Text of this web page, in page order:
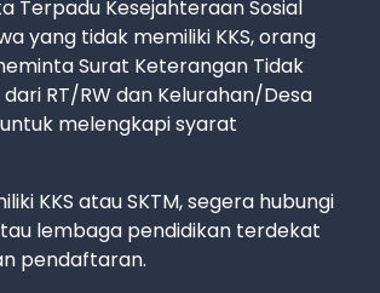
Terpadu Kesejahteraan Sosial
yang tidak memiliki KKS, orang
Surat Keterangan Tidak
RT/RW dan Kelurahan/Desa
melengkapi syarat
KKS atau SKTM, segera hubungi
lembaga pendidikan terdekat
pendaftaran.